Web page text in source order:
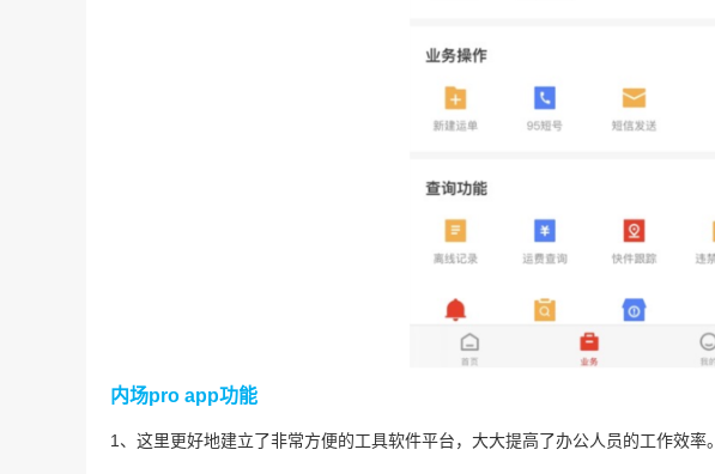
内场pro app功能
1、这里更好地建立了非常方便的工具软件平台，大大提高了办公人员的工作效率。